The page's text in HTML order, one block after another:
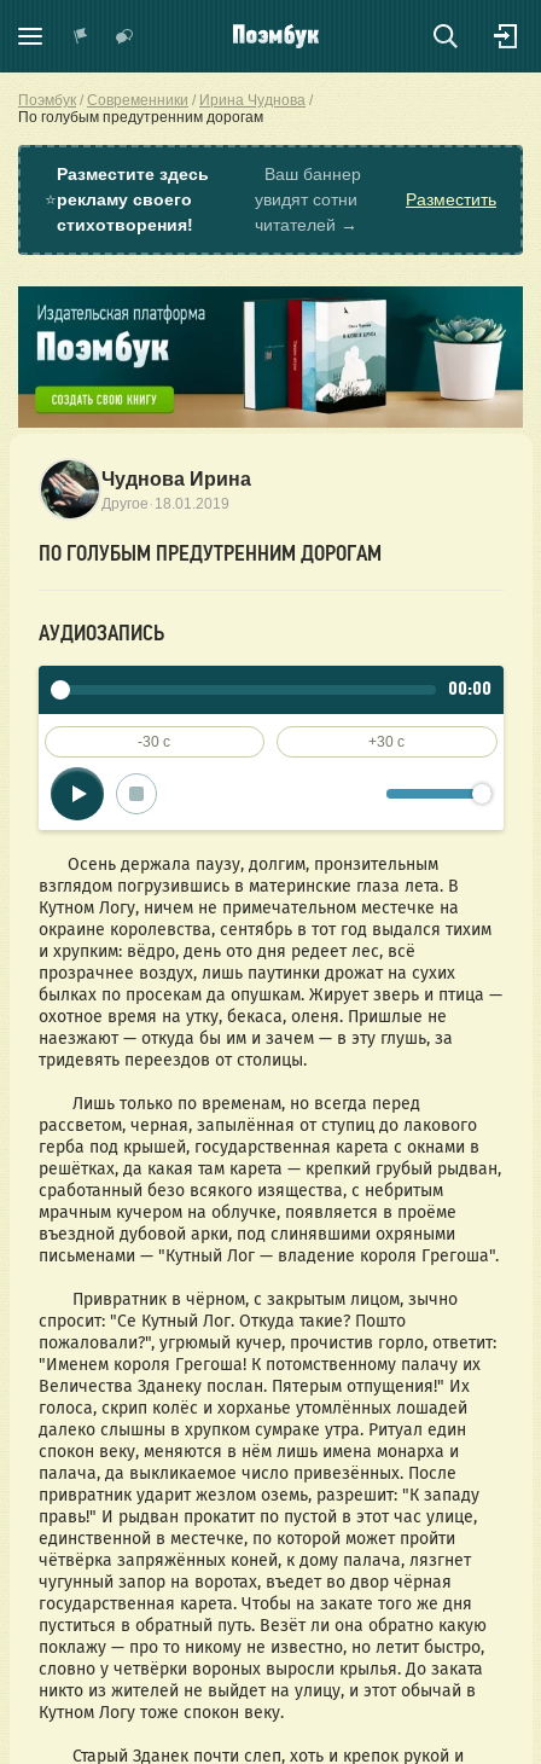
Поэмбук Современники
Ирина Чуднова
По голубым предутренним дорогам
⭐
Разместите здесь
рекламу своего
стихотворения!
Ваш баннер
увидят сотни
читателей →
Разместить
Чуднова Ирина
Другое · 18.01.2019
ПО ГОЛУБЫМ ПРЕДУТРЕННИМ ДОРОГАМ
АУДИОЗАПИСЬ
00:00
-30 c +30 c
взглядом погрузившись в материнские глаза лета. В
Кутном Логу, ничем не примечательном местечке на
окраине королевства, сентябрь в тот год выдался тихим
и хрупким: вёдро, день ото дня редеет лес, всё
прозрачнее воздух, лишь паутинки дрожат на сухих
былках по просекам да опушкам. Жирует зверь и птица —
охотное время на утку, бекаса, оленя. Пришлые не
наезжают — откуда бы им и зачем — в эту глушь, за
тридевять переездов от столицы.
рассветом, черная, запылённая от ступиц до лакового
герба под крышей, государственная карета с окнами в
решётках, да какая там карета — крепкий грубый рыдван,
сработанный безо всякого изящества, с небритым
мрачным кучером на облучке, появляется в проёме
въездной дубовой арки, под слинявшими охряными
письменами — "Кутный Лог — владение короля Грегоша".
спросит: "Се Кутный Лог. Откуда такие? Пошто
пожаловали?", угрюмый кучер, прочистив горло, ответит:
"Именем короля Грегоша! К потомственному палачу их
Величества Зданеку послан. Пятерым отпущения!" Их
голоса, скрип колёс и хорханье утомлённых лошадей
далеко слышны в хрупком сумраке утра. Ритуал един
спокон веку, меняются в нём лишь имена монарха и
палача, да выкликаемое число привезённых. После
привратник ударит жезлом оземь, разрешит: "К западу
правь!" И рыдван прокатит по пустой в этот час улице,
единственной в местечке, по которой может пройти
чётвёрка запряжённых коней, к дому палача, лязгнет
чугунный запор на воротах, въедет во двор чёрная
государственная карета. Чтобы на закате того же дня
пуститься в обратный путь. Везёт ли она обратно какую
поклажу — про то никому не известно, но летит быстро,
словно у четвёрки вороных выросли крылья. До заката
никто из жителей не выйдет на улицу, и этот обычай в
Кутном Логу тоже спокон веку.